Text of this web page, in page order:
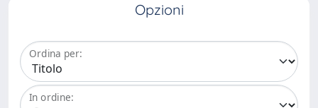
Opzioni
Ordina per:
In ordine: